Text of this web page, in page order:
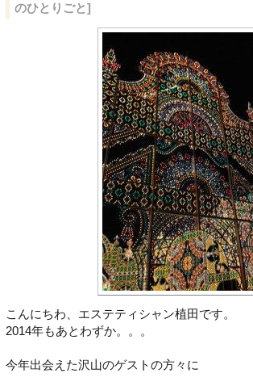
のひとりごと]
こんにちわ、エステティシャン植田です。
2014年もあとわずか。。。
今年出会えた沢山のゲストの方々に